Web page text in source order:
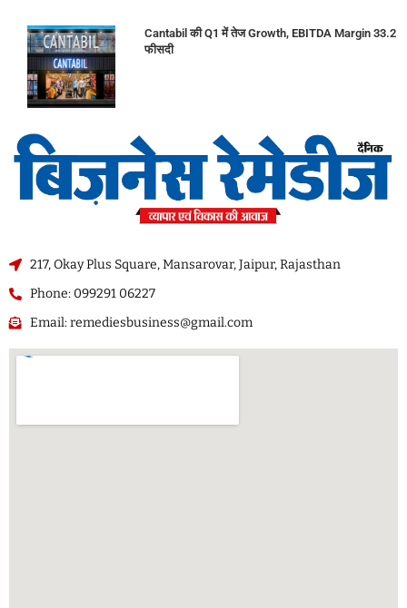
Cantabil की Q1 में तेज Growth, EBITDA Margin 33.2
फीसदी
217, Okay Plus Square, Mansarovar, Jaipur, Rajasthan
Phone: 099291 06227
Email: remediesbusiness@gmail.com